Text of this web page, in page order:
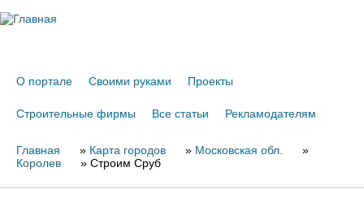
О портале Своими руками Проекты
Строительные фирмы Все статьи Рекламодателям
Вы
Главная » Карта городов » Московская обл.
»
Королев
» Строим Сруб